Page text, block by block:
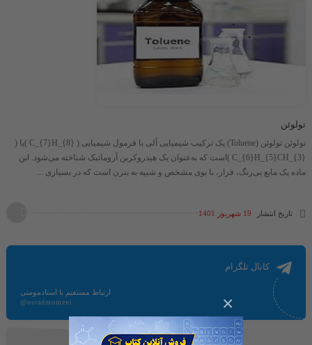
×
تولوئن
تولوئن تولوئن (Toluene) یک ترکیب شیمیایی آلی با فرمول شیمیایی ​( C_{7}H_{8} )​یا ​(
C_{6}H_{5}CH_{3} )​است که به‌عنوان یک هیدروکربن آروماتیک شناخته می‌شود. این
ماده یک مایع بی‌رنگ، فرار، با بوی مشخص و شبیه به بنزن است که در بسیاری ...
تاریخ انتشار 19 شهریور 1401
کانال تلگرام
ارتباط مستقیم با استادمومنی
@ostadmomeni